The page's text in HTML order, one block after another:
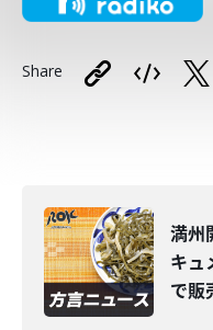
Share
満州
キュ
で販